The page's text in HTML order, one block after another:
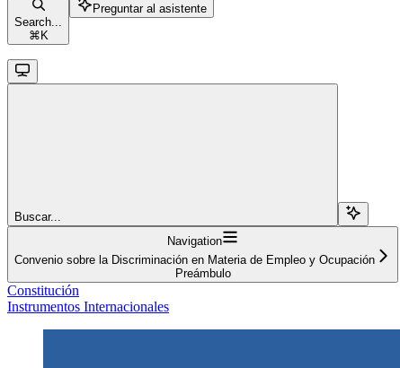
Search...
⌘ K
Preguntar al asistente
Buscar...
Navigation
Convenio sobre la Discriminación en Materia de Empleo y Ocupación
Preámbulo
Constitución
Instrumentos Internacionales